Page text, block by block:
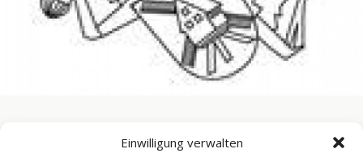
Einwilligung verwalten